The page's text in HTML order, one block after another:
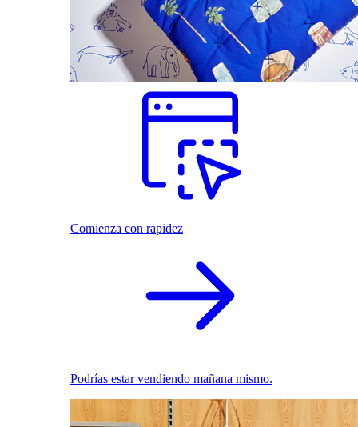
Comienza con rapidez
Podrías estar vendiendo mañana mismo.